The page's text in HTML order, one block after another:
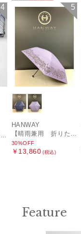
4 5
HANWAY
30%OFF
￥13,860 (税込)
Feature